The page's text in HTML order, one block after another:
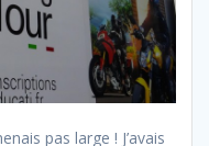
pas large ! J’avais